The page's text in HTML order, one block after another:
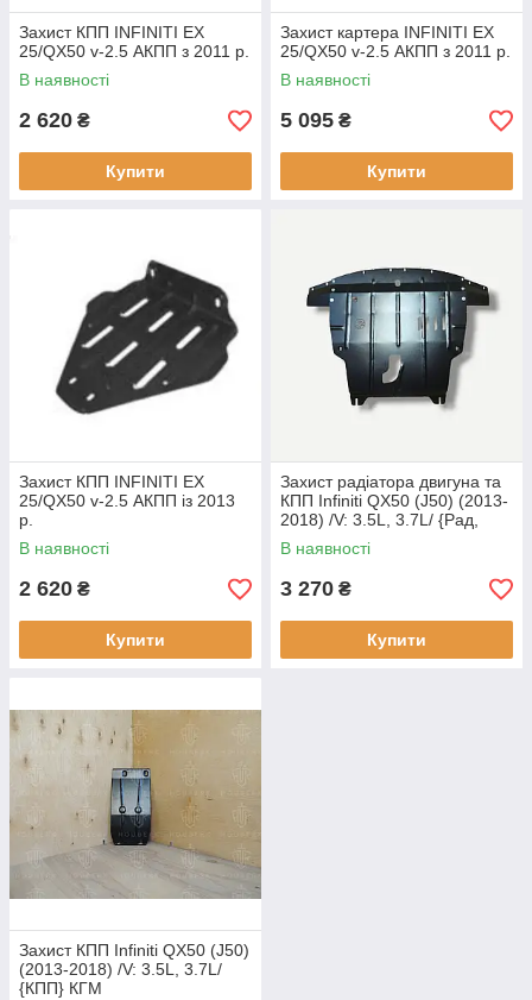
Захист КПП INFINITI EX
25/QX50 v-2.5 АКПП з 2011 р.
В наявності
2 620 ₴
Купити
Захист картера INFINITI EX
25/QX50 v-2.5 АКПП з 2011 р.
В наявності
5 095 ₴
Купити
Захист КПП INFINITI EX
25/QX50 v-2.5 АКПП із 2013
р.
В наявності
2 620 ₴
Купити
Захист радіатора двигуна та
КПП Infiniti QX50 (J50) (2013-
2018) /V: 3.5L, 3.7L/ {Рад,
ДВС} КГМ
В наявності
3 270 ₴
Купити
Захист КПП Infiniti QX50 (J50)
(2013-2018) /V: 3.5L, 3.7L/
{КПП} КГМ